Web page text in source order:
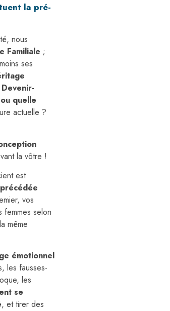
la pré-
nous
Familiale ;
ses
quelle
actuelle ?
la vôtre !
est
vos
femmes selon
même
émotionnel
les fausses-
les
se
, et tirer des